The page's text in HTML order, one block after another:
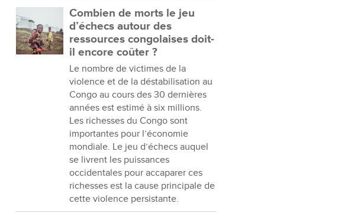
Combien de morts le jeu
d’échecs autour des
ressources congolaises doit-
il encore coûter ?
Le nombre de victimes de la
violence et de la déstabilisation au
Congo au cours des 30 dernières
années est estimé à six millions.
Les richesses du Congo sont
importantes pour l’économie
mondiale. Le jeu d’échecs auquel
se livrent les puissances
occidentales pour accaparer ces
richesses est la cause principale de
cette violence persistante.